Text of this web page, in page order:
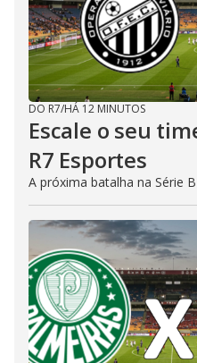
DO R7/HÁ 12 MINUTOS
Escale o seu
R7 Esportes
A próxima batalha na Série